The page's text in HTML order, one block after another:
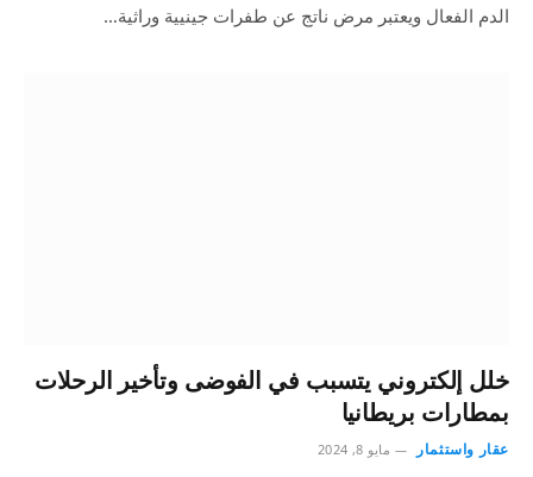
الدم الفعال ويعتبر مرض ناتج عن طفرات جينيية وراثية…
خلل إلكتروني يتسبب في الفوضى وتأخير الرحلات
بمطارات بريطانيا
عقار واستثمار مايو 8, 2024